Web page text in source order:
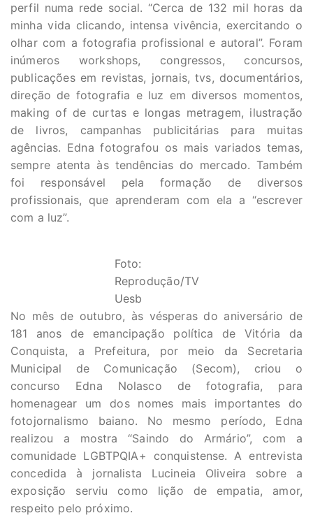
perfil numa rede social. “Cerca de 132 mil horas da
minha vida clicando, intensa vivência, exercitando o
olhar com a fotografia profissional e autoral”. Foram
inúmeros workshops, congressos, concursos,
publicações em revistas, jornais, tvs, documentários,
direção de fotografia e luz em diversos momentos,
making of de curtas e longas metragem, ilustração
de livros, campanhas publicitárias para muitas
agências. Edna fotografou os mais variados temas,
sempre atenta às tendências do mercado. Também
foi responsável pela formação de diversos
profissionais, que aprenderam com ela a “escrever
com a luz”.
Foto:
Reprodução/TV
Uesb
No mês de outubro, às vésperas do aniversário de
181 anos de emancipação política de Vitória da
Conquista, a Prefeitura, por meio da Secretaria
Municipal de Comunicação (Secom), criou o
concurso Edna Nolasco de fotografia, para
homenagear um dos nomes mais importantes do
fotojornalismo baiano. No mesmo período, Edna
realizou a mostra “Saindo do Armário”, com a
comunidade LGBTPQIA+ conquistense. A entrevista
concedida à jornalista Lucineia Oliveira sobre a
exposição serviu como lição de empatia, amor,
respeito pelo próximo.